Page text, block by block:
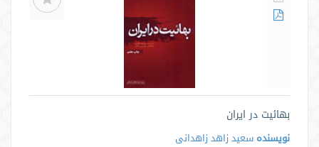
بهائیت در ایران
نویسنده سعید زاهد زاهدانی